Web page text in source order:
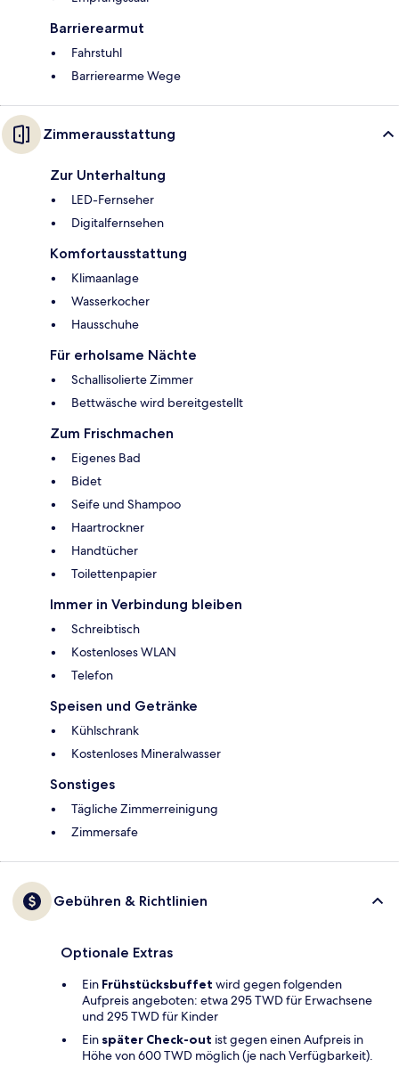
Barrierearmut
Fahrstuhl
Barrierearme Wege
Zimmerausstattung
Zur Unterhaltung
LED-Fernseher
Digitalfernsehen
Komfortausstattung
Klimaanlage
Wasserkocher
Hausschuhe
Für erholsame Nächte
Schallisolierte Zimmer
Bettwäsche wird bereitgestellt
Zum Frischmachen
Eigenes Bad
Bidet
Seife und Shampoo
Haartrockner
Handtücher
Toilettenpapier
Immer in Verbindung bleiben
Schreibtisch
Kostenloses WLAN
Telefon
Speisen und Getränke
Kühlschrank
Kostenloses Mineralwasser
Sonstiges
Tägliche Zimmerreinigung
Zimmersafe
Gebühren & Richtlinien
Optionale Extras
Ein Frühstücksbuffet wird gegen folgenden
Aufpreis angeboten: etwa 295 TWD für Erwachsene
und 295 TWD für Kinder
Ein später Check-out ist gegen einen Aufpreis in
Höhe von 600 TWD möglich (je nach Verfügbarkeit).